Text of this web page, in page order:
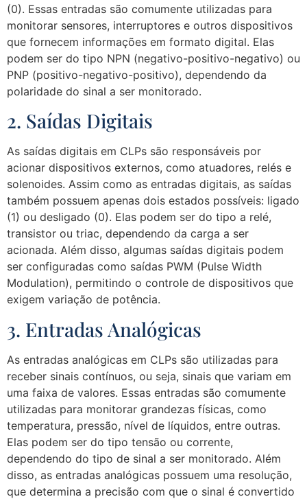
(0). Essas entradas são comumente utilizadas para
monitorar sensores, interruptores e outros dispositivos
que fornecem informações em formato digital. Elas
podem ser do tipo NPN (negativo-positivo-negativo) ou
PNP (positivo-negativo-positivo), dependendo da
polaridade do sinal a ser monitorado.
2. Saídas Digitais
As saídas digitais em CLPs são responsáveis por
acionar dispositivos externos, como atuadores, relés e
solenoides. Assim como as entradas digitais, as saídas
também possuem apenas dois estados possíveis: ligado
(1) ou desligado (0). Elas podem ser do tipo a relé,
transistor ou triac, dependendo da carga a ser
acionada. Além disso, algumas saídas digitais podem
ser configuradas como saídas PWM (Pulse Width
Modulation), permitindo o controle de dispositivos que
exigem variação de potência.
3. Entradas Analógicas
As entradas analógicas em CLPs são utilizadas para
receber sinais contínuos, ou seja, sinais que variam em
uma faixa de valores. Essas entradas são comumente
utilizadas para monitorar grandezas físicas, como
temperatura, pressão, nível de líquidos, entre outras.
Elas podem ser do tipo tensão ou corrente,
dependendo do tipo de sinal a ser monitorado. Além
disso, as entradas analógicas possuem uma resolução,
que determina a precisão com que o sinal é convertido